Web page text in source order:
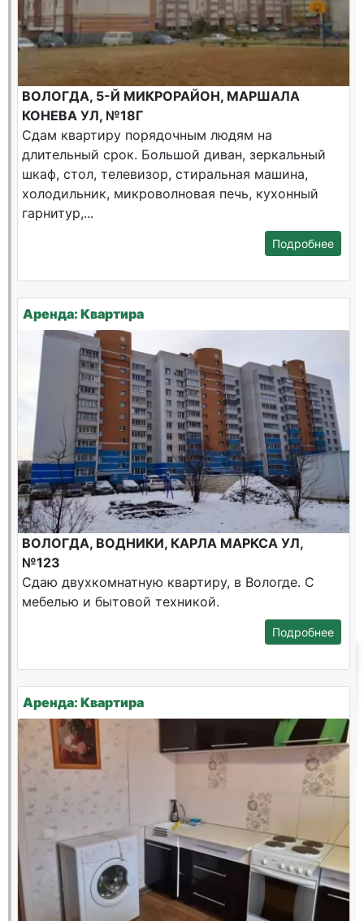
ВОЛОГДА, 5-Й МИКРОРАЙОН, МАРШАЛА
КОНЕВА УЛ, №18Г
Сдам квартиру порядочным людям на
длительный срок. Большой диван, зеркальный
шкаф, стол, телевизор, стиральная машина,
холодильник, микроволновая печь, кухонный
гарнитур,...
Подробнее
Аренда: Квартира
ВОЛОГДА, ВОДНИКИ, КАРЛА МАРКСА УЛ,
№123
Сдаю двухкомнатную квартиру, в Вологде. С
мебелью и бытовой техникой.
Подробнее
Аренда: Квартира